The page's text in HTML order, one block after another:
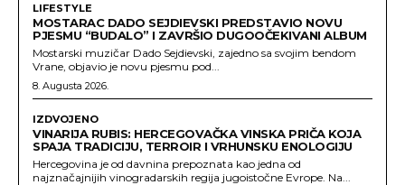
LIFESTYLE
MOSTARAC DADO SEJDIEVSKI PREDSTAVIO NOVU
PJESMU “BUDALO” I ZAVRŠIO DUGOOČEKIVANI ALBUM
Mostarski muzičar Dado Sejdievski, zajedno sa svojim bendom
Vrane, objavio je novu pjesmu pod...
8. Augusta 2026.
IZDVOJENO
VINARIJA RUBIS: HERCEGOVAČKA VINSKA PRIČA KOJA
SPAJA TRADICIJU, TERROIR I VRHUNSKU ENOLOGIJU
Hercegovina je od davnina prepoznata kao jedna od
najznačajnijih vinogradarskih regija jugoistočne Evrope. Na...